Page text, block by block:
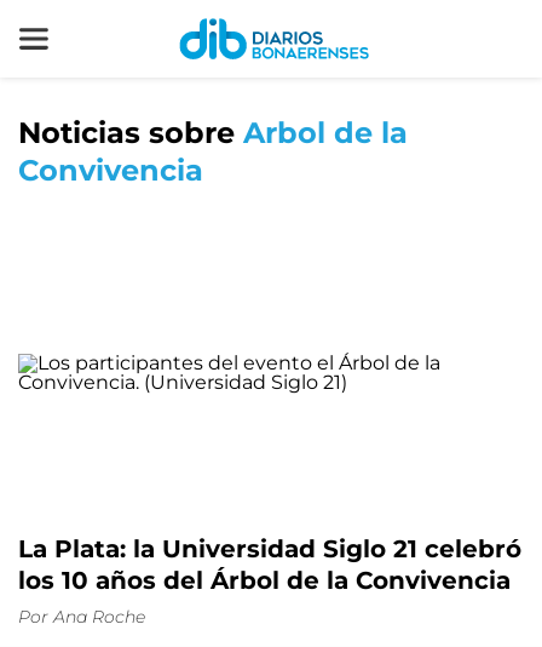
Noticias sobre Arbol de la
Convivencia
La Plata: la Universidad Siglo 21 celebró
los 10 años del Árbol de la Convivencia
Por Ana Roche